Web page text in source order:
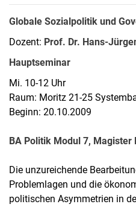
Globale Sozialpolitik und
Dozent: Prof. Dr. Hans-
Hauptseminar
Mi. 10-12 Uhr
Raum: Moritz 21-25
Beginn: 20.10.2009
BA Politik Modul 7,
Die unzureichende
Problemlagen und die
politischen Asymmetrien in